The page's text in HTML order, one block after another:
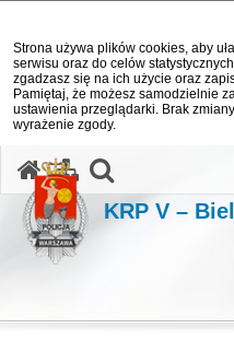
Strona używa plików cookies, aby
serwisu oraz do celów
zgadzasz się na ich użycie oraz
Pamiętaj, że możesz samodzielnie
ustawienia przeglądarki. Brak
wyrażenie zgody.
KRP V –